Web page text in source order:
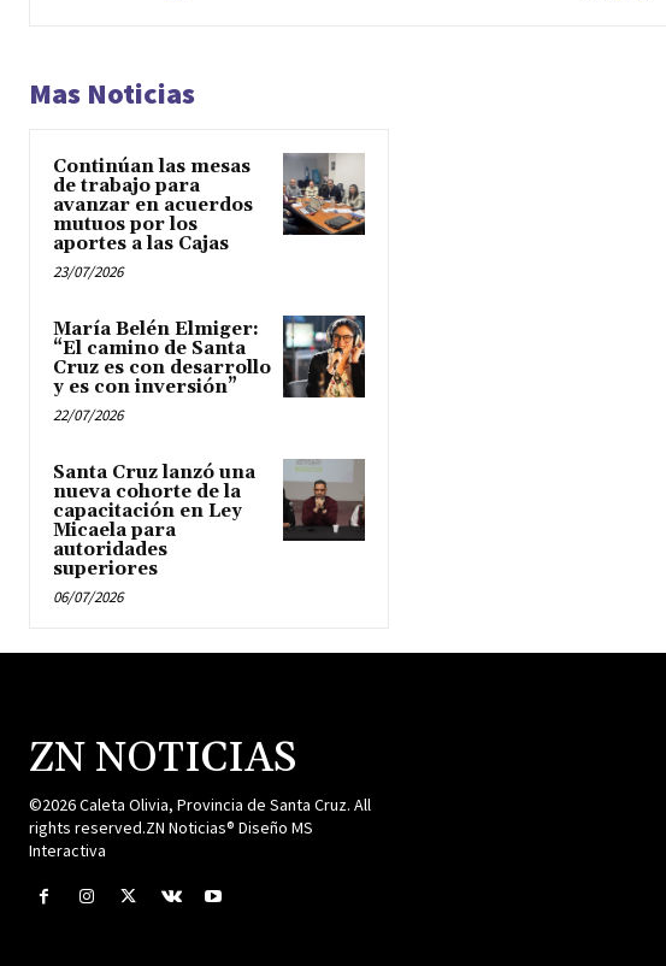
Mas Noticias
Continúan las mesas
de trabajo para
avanzar en acuerdos
mutuos por los
aportes a las Cajas
23/07/2026
María Belén Elmiger:
“El camino de Santa
Cruz es con desarrollo
y es con inversión”
22/07/2026
Santa Cruz lanzó una
nueva cohorte de la
capacitación en Ley
Micaela para
autoridades
superiores
06/07/2026
ZN NOTICIAS
©2026 Caleta Olivia, Provincia de Santa Cruz. All
rights reserved.ZN Noticias® Diseño MS
Interactiva